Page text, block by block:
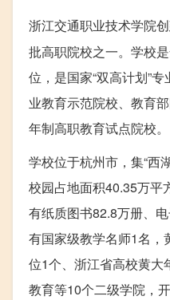
浙江交通职业技术学院
批高职院校之一。学校
位，是国家“双高计划”
业教育示范院校、教育
年制高职教育试点院校。
学校位于杭州市，集“西
校园占地面积40.35万平
有纸质图书82.8万册、
有国家级教学名师1名，
位1个、浙江省高校黄大
教育等10个二级学院，